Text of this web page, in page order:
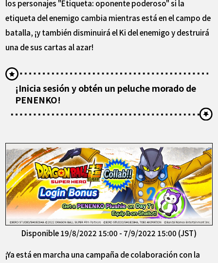
los personajes "Etiqueta: oponente poderoso" si la
etiqueta del enemigo cambia mientras está en el campo de
batalla, ¡y también disminuirá el Ki del enemigo y destruirá
una de sus cartas al azar!
¡Inicia sesión y obtén un peluche morado de
PENENKO!
Disponible 19/8/2022 15:00 - 7/9/2022 15:00 (JST)
¡Ya está en marcha una campaña de colaboración con la